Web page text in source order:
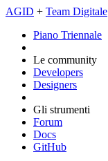
AGID + Team Digitale
Piano Triennale
Le community
Developers
Designers
Gli strumenti
Forum
Docs
GitHub